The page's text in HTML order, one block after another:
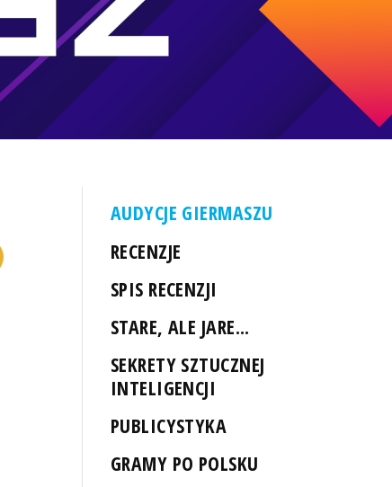
AUDYCJE GIERMASZU
RECENZJE
SPIS RECENZJI
STARE, ALE JARE...
SEKRETY SZTUCZNEJ
INTELIGENCJI
PUBLICYSTYKA
GRAMY PO POLSKU